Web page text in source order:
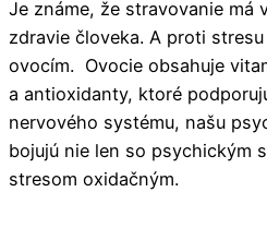
Je známe, že stravovanie má
zdravie človeka. A proti
ovocím. Ovocie obsahuje
a antioxidanty, ktoré
nervového systému, našu
bojujú nie len so psychickým
stresom oxidačným.